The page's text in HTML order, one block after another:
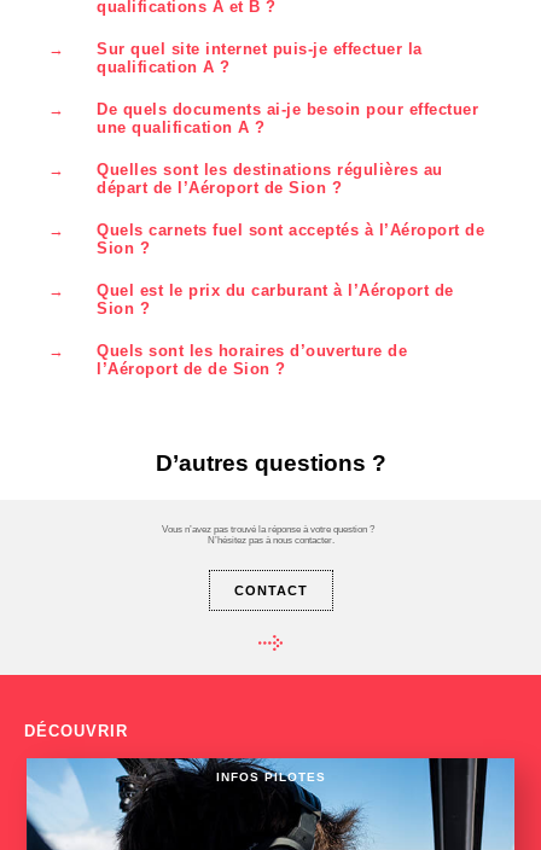
qualification B autorise l’atterrissage et le décollage de
qualifications A et B ?
d’effectuer une approche IFR à Sion sur simulateur ou
sur l’avion durant les 12 derniers mois. Elle est
renouvelée automatiquement à chaque approche IFR.
→
Sur quel site internet puis-je effectuer la
qualification A ?
→
De quels documents ai-je besoin pour effectuer
une qualification A ?
répondre à toutes les questions de l’examen en ligne.
L’extrait de l’AIP de Sion est disponible en PDF sur le
site
http://www.sion-qualification.ch
→
Quelles sont les destinations régulières au
départ de l’Aéroport de Sion ?
→
Quels carnets fuel sont acceptés à l’Aéroport de
Sion ?
UVAIR, World fuel, COLT et Air BP.
→
Quel est le prix du carburant à l’Aéroport de
Sion ?
→
Quels sont les horaires d’ouverture de
l’Aéroport de de Sion ?
D’autres questions ?
Vous n’avez pas trouvé la réponse à votre question ?
N’hésitez pas à nous contacter.
CONTACT
DÉCOUVRIR
INFOS PILOTES